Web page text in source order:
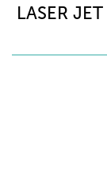
LASER